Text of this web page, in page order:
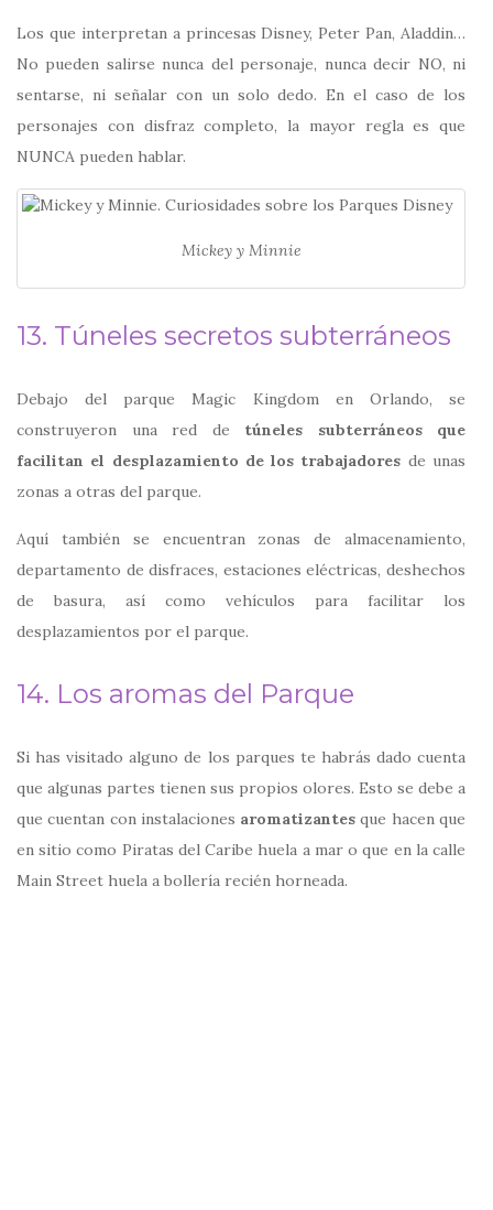
Los que interpretan a princesas Disney, Peter Pan, Aladdin…
No pueden salirse nunca del personaje, nunca decir NO, ni
sentarse, ni señalar con un solo dedo. En el caso de los
personajes con disfraz completo, la mayor regla es que
NUNCA pueden hablar.
Mickey y Minnie
13. Túneles secretos subterráneos
Debajo del parque Magic Kingdom en Orlando, se
construyeron una red de túneles subterráneos que
facilitan el desplazamiento de los trabajadores de unas
zonas a otras del parque.
Aquí también se encuentran zonas de almacenamiento,
departamento de disfraces, estaciones eléctricas, deshechos
de basura, así como vehículos para facilitar los
desplazamientos por el parque.
14. Los aromas del Parque
Si has visitado alguno de los parques te habrás dado cuenta
que algunas partes tienen sus propios olores. Esto se debe a
que cuentan con instalaciones aromatizantes que hacen que
en sitio como Piratas del Caribe huela a mar o que en la calle
Main Street huela a bollería recién horneada.